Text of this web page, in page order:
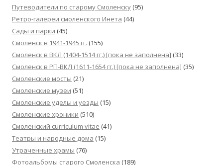
Путеводители по старому Смоленску (95)
Ретро-галереи смоленского Инета (44)
Сады и парки (45)
Смоленск в 1941-1945 гг. (155)
Смоленск в ВКЛ (1404-1514 гг.) [пока не заполнена] (33)
Смоленск в РП-ВКЛ (1611-1654 гг.) [пока не заполнена] (35)
Смоленские мосты (21)
Смоленские музеи (51)
Смоленские уделы и уезды (15)
Смоленские хроники (510)
Смоленский сurriculum vitae (41)
Театры и народные дома (15)
Утраченные храмы (76)
Фотоальбомы старого Смоленска (189)